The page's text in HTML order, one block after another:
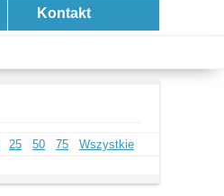
Kontakt
25 50 75 Wszystkie